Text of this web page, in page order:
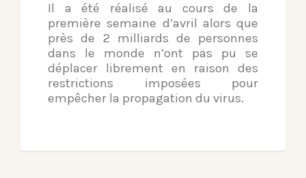
Il a été réalisé au cours de la
première semaine d’avril alors que
près de 2 milliards de personnes
dans le monde n’ont pas pu se
déplacer librement en raison des
restrictions imposées pour
empêcher la propagation du virus.